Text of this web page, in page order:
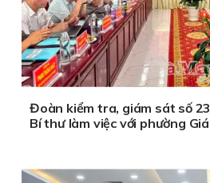
Đoàn kiểm tra, giám sát số
Bí thư làm việc với phường